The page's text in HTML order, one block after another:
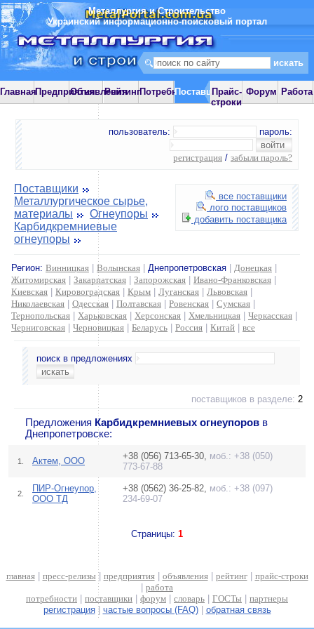
Металлургия и Строительство
Украинский информационно-поисковый портал
ГлавнаяПредприятияОбъявления
РейтингПотребностиПоставщики
Прайс-
строки
Форум Работа
пользователь: пароль:
регистрация / забыли пароль?
все поставщики
лого поставщиков
добавить поставщика
Поставщики
Металлургическое сырье,
материалы
Огнеупоры
Карбидкремниевые
огнеупоры
Регион: Винницкая Волынская Днепропетровская Донецкая
Житомирская
Закарпатская Запорожская Ивано-Франковская
Киевская
Кировоградская Крым Луганская Львовская
Николаевская
Одесская Полтавская Ровенская Сумская
Тернопольская
Харьковская Херсонская Хмельницкая Черкасская
Черниговская
Черновицкая Беларусь Россия Китай все
поиск в предложениях
поставщиков в разделе: 2
Предложения Карбидкремниевых огнеупоров в
Днепропетровске:
1. Актем, ООО +38 (056) 713-65-30, моб.: +38 (050)
773-67-88
2.
ПИР-Огнеупор,
ООО ТД
+38 (0562) 36-25-82, моб.: +38 (097)
234-69-07
Страницы: 1
главная| пресс-релизы | предприятия| объявления| рейтинг| прайс-строки
работа
потребности
поставщики форум словарь ГОСТы
партнеры
регистрация| частые вопросы (FAQ)| обратная связь